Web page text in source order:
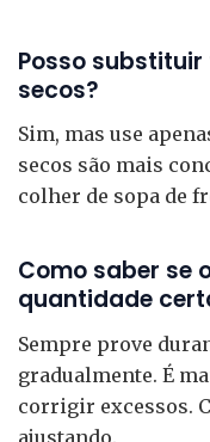
Posso
secos?
Sim, mas use
secos são mais
colher de sopa de
Como saber se
quantidade
Sempre prove
gradualmente. É
corrigir excessos.
ajustando.